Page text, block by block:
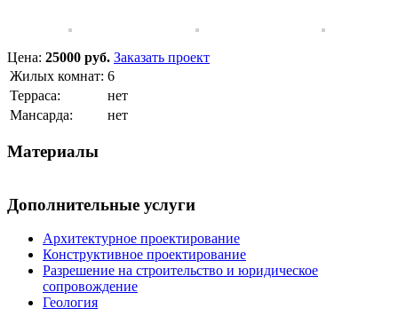
Цена: 25000 руб. Заказать проект
Жилых комнат: 6
Терраса:
нет
Мансарда:
нет
Материалы
Дополнительные услуги
Архитектурное проектирование
Конструктивное проектирование
Разрешение на строительство и юридическое
сопровождение
Геология